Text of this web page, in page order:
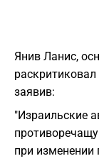
Янив Ланис,
заявив:
"Израильские
при